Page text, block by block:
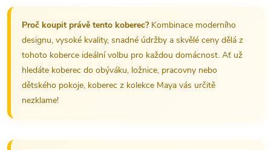
Proč koupit právě tento koberec?Kombinace moderního
designu, vysoké kvality, snadné údržby a skvělé ceny dělá z
tohoto koberce ideální volbu pro každou domácnost. Ať už
hledáte koberec do obýváku, ložnice, pracovny nebo
dětského pokoje, koberec z kolekce Maya vás určitě
nezklame!